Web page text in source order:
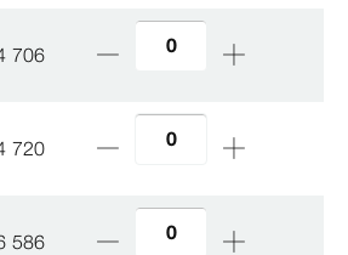
706
720
586